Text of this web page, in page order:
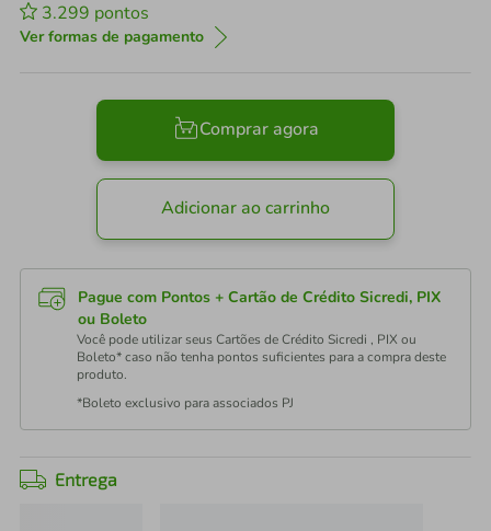
3.299 pontos
Ver formas de pagamento
Comprar agora
Adicionar ao carrinho
Pague com Pontos + Cartão de Crédito Sicredi, PIX
ou Boleto
Você pode utilizar seus Cartões de Crédito Sicredi , PIX ou
Boleto* caso não tenha pontos suficientes para a compra deste
produto.
*Boleto exclusivo para associados PJ
Entrega